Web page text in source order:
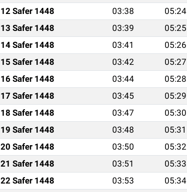
12 Safer 1448 03:38 05:24
13 Safer 1448 03:39 05:25
14 Safer 1448 03:41 05:26
15 Safer 1448 03:42 05:27
16 Safer 1448 03:44 05:28
17 Safer 1448 03:45 05:29
18 Safer 1448 03:47 05:30
19 Safer 1448 03:48 05:31
20 Safer 1448 03:50 05:32
21 Safer 1448 03:51 05:33
22 Safer 1448 03:53 05:34